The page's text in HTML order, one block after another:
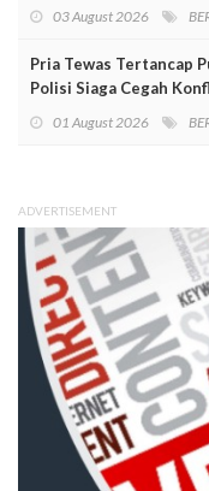
03 August 2026
Pria Tewas Tertancap
Polisi Siaga Cegah
01 August 2026
ADVERTISEMENT